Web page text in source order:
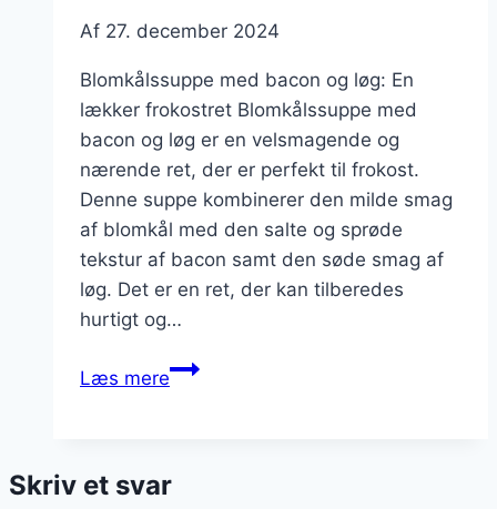
Af 27. december 2024
Blomkålssuppe med bacon og løg: En
lækker frokostret Blomkålssuppe med
bacon og løg er en velsmagende og
nærende ret, der er perfekt til frokost.
Denne suppe kombinerer den milde smag
af blomkål med den salte og sprøde
tekstur af bacon samt den søde smag af
løg. Det er en ret, der kan tilberedes
hurtigt og…
Læs mereBlomkålssuppe
løg
Skriv et svar